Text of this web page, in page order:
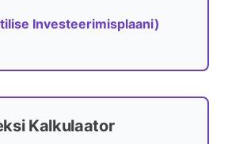
Investeerimisplaani)
Kalkulaator